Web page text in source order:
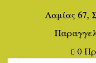
Λαμίας 67,
 0